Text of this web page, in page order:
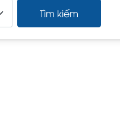
Tìm kiếm